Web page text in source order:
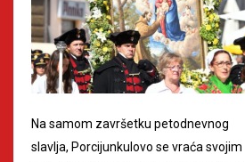
Na samom završetku petodnevnog
slavlja, Porcijunkulovo se vraća svojim